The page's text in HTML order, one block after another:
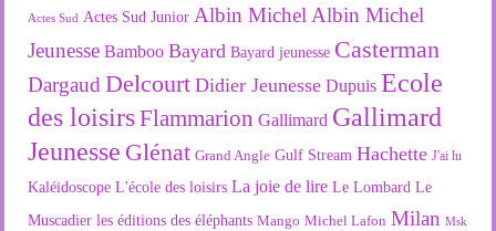
Actes Sud Actes Sud Junior Albin Michel Albin Michel
Jeunesse Bamboo Bayard Bayard jeunesse Casterman
Dargaud Delcourt Didier Jeunesse Dupuis Ecole
des loisirsFlammarion Gallimard Gallimard
Jeunesse Glénat Grand Angle Gulf Stream Hachette J'ai lu
Kaléidoscope L'école des loisirs La joie de lire Le Lombard Le
Muscadier les éditions des éléphants Mango Michel Lafon Milan Msk